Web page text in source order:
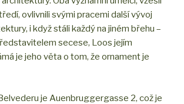
ovlivnili svými pracemi další vývoj
i když stáli každý na jiném břehu –
secese, Loos jejím
je jeho věta o tom, že ornament je
je Auenbruggergasse 2, což je